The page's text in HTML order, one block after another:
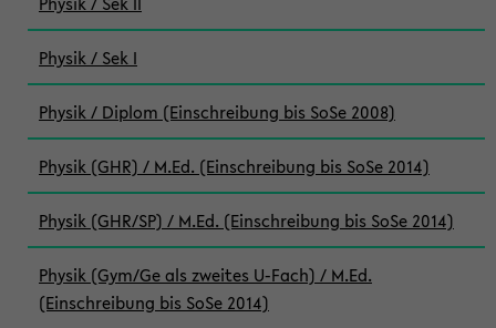
Physik / Sek I
Physik / Diplom (Einschreibung bis SoSe 2008)
Physik (GHR) / M.Ed. (Einschreibung bis SoSe 2014)
Physik (GHR/SP) / M.Ed. (Einschreibung bis SoSe 2014)
Physik (Gym/Ge als zweites U-Fach) / M.Ed.
(Einschreibung bis SoSe 2014)